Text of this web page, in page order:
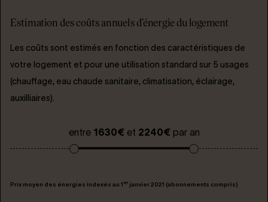
Estimation des coûts annuels d'énergie du logement
Les coûts sont estimés en fonction des caractéristiques de
votre logement et pour une utilisation standard sur 5 usages
(chauffage, eau chaude sanitaire, climatisation, éclairage,
auxilliaires).
entre 1630€et 2240€par an
Prix moyen des énergies indexés au 1 er janvier 2021 (abonnements compris)